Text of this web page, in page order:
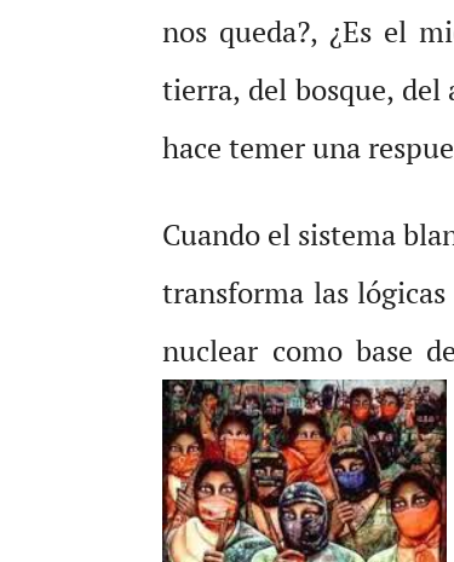
nos queda?, ¿Es el
tierra, del bosque, del
hace temer una
Cuando el sistema
transforma las
nuclear como base